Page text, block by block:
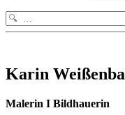
Search
for:
Karin
Malerin I Bildhauerin